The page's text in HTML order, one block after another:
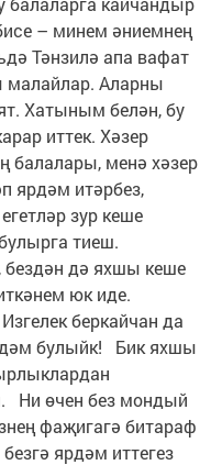
– минем әниемнең
Тәнзилә апа вафат
Аларны
Хатыным белән, бу
иттек. Хәзер
менә хәзер
ярдәм итәрбез,
зур кеше
тиеш.
дә яхшы кеше
юк иде.
беркайчан да
булыйк! Бик яхшы
Ни өчен без мондый
фаҗигагә битараф
ярдәм иттегез